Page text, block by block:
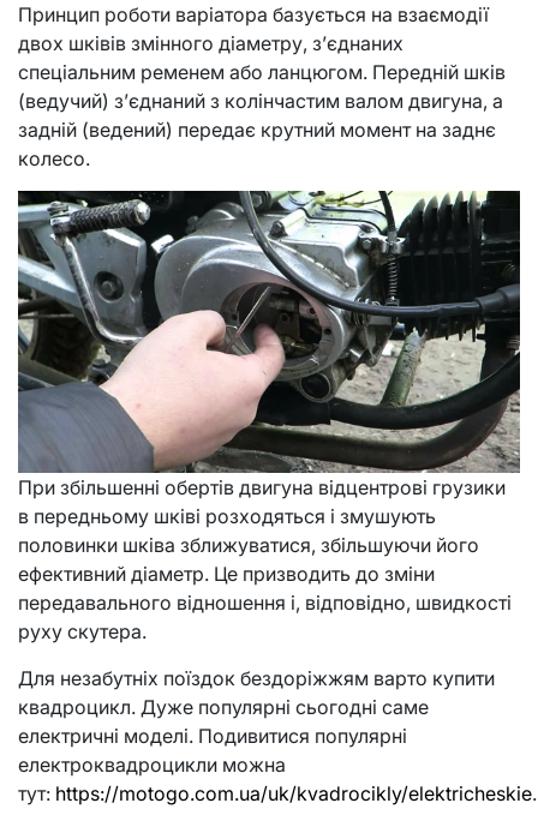
Принцип роботи варіатора базується на взаємодії
двох шківів змінного діаметру, з’єднаних
спеціальним ременем або ланцюгом. Передній шків
(ведучий) з’єднаний з колінчастим валом двигуна, а
задній (ведений) передає крутний момент на заднє
колесо.
При збільшенні обертів двигуна відцентрові грузики
в передньому шківі розходяться і змушують
половинки шківа зближуватися, збільшуючи його
ефективний діаметр. Це призводить до зміни
передавального відношення і, відповідно, швидкості
руху скутера.
Для незабутніх поїздок бездоріжжям варто купити
квадроцикл. Дуже популярні сьогодні саме
електричні моделі. Подивитися популярні
електроквадроцикли можна
тут: https://motogo.com.ua/uk/kvadrocikly/elektricheskie.